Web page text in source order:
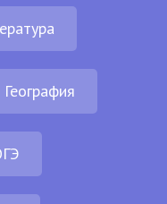
География